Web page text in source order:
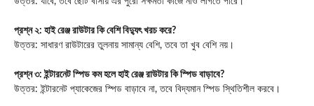
প্রশ্ন ২: হাই রেঞ্জ রাউটার কি বেশি বিদ্যুৎ খরচ করে?
উত্তর: সাধারণ রাউটারের তুলনায় সামান্য বেশি, তবে তা খুব বেশি নয়।
প্রশ্ন ৩: ইন্টারনেট স্পিড কম হলে হাই রেঞ্জ রাউটার কি স্পিড বাড়াবে?
উত্তর: ইন্টারনেট প্যাকেজের স্পিড বাড়াবে না, তবে বিদ্যমান স্পিড স্থিতিশীল করবে।